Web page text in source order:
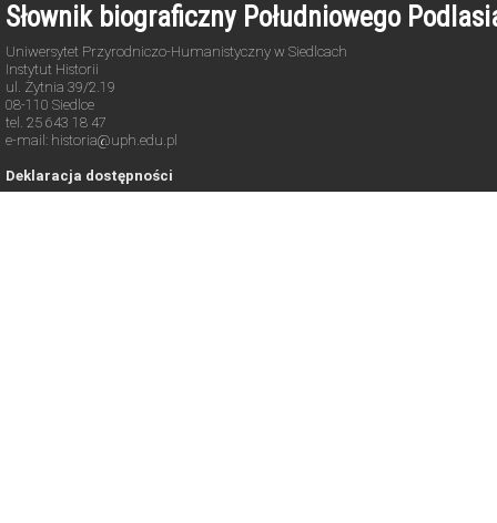
Słownik biograficzny Południowego
Uniwersytet Przyrodniczo-Humanistyczny w Siedlcach
Instytut Historii
ul. Żytnia 39/2.19
08-110 Siedlce
tel. 25 643 18 47
e-mail: historia@uph.edu.pl
Deklaracja dostępności